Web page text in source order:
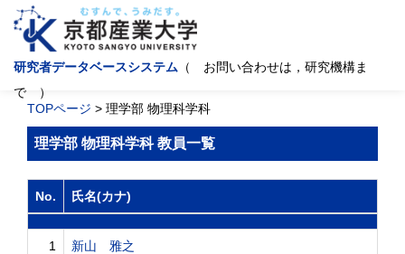
研究者データベースシステム （ お問い合わせは，研究機構ま
で ）
TOPページ > 理学部 物理科学科
理学部 物理科学科 教員一覧
No. 氏名(カナ)
1 新山 雅之